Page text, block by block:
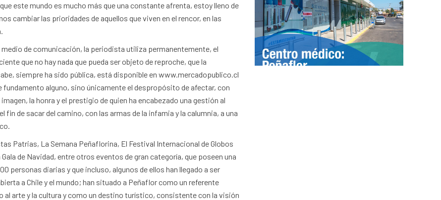
este mundo es mucho más que una constante afrenta, estoy lleno de
cambiar las prioridades de aquellos que viven en el rencor, en las
de comunicación, la periodista utiliza permanentemente, el
que no hay nada que pueda ser objeto de reproche, que la
siempre ha sido pública, está disponible en www.mercadopublico.cl
fundamento alguno, sino únicamente el despropósito de afectar, con
la honra y el prestigio de quien ha encabezado una gestión al
fin de sacar del camino, con las armas de la infamia y la calumnia, a una
Patrias, La Semana Peñaflorina, El Festival Internacional de Globos
de Navidad, entre otros eventos de gran categoría, que poseen una
personas diarias y que incluso, algunos de ellos han llegado a ser
a Chile y el mundo; han situado a Peñaflor como un referente
al arte y la cultura y como un destino turístico, consistente con la visión